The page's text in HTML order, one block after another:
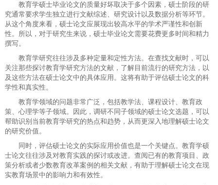
教育学硕士毕业论文的质量好坏取决于多个因素，硕士阶段的研
究通常要求学生独立进行文献综述、研究设计以及数据分析等环节。
从这个角度来看，硕士论文应展现出较高水平的学术严谨性和创新
性。所以，对于研究生来说，硕士毕业论文需要花费更多时间和精力
撰写。
教育学研究往往涉及多种定量和定性方法。在查找文献时，可以
关注那些探讨教育学研究方法的文献，了解目前流行的研究方法，以
及这些方法在硕士论文中的具体应用。这将有助于评估硕士论文的科
学性和真实性。
教育学领域的问题非常广泛，包括教学法、课程设计、教育政
策、心理学等子领域。因此，调研不同子领域的硕士论文选题，可以
帮助识别当前教育学研究的热点和趋势，从而更深入地理解硕士论文
的研究价值。
同时，评估硕士论文的实际应用价值也是一个关键点。教育学硕
士论文往往涉及对教育实践的探讨或改进。查阅已有的教育项目、政
策分析或者少数教育改革案例的相关文献，有助于理解硕士论文在现
实教育场景中的影响力和有效性。